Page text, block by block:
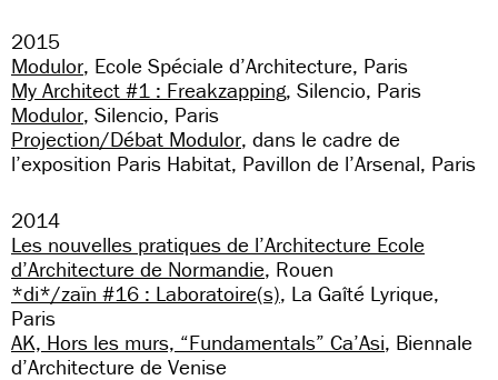
2015
Modulor, Ecole Spéciale d’Architecture, Paris
My Architect #1 : Freakzapping, Silencio, Paris
Modulor, Silencio, Paris
Projection/Débat Modulor, dans le cadre de
l’exposition Paris Habitat, Pavillon de l’Arsenal, Paris
2014
Les nouvelles pratiques de l’Architecture Ecole
d’Architecture de Normandie, Rouen
*di*/zaïn #16 : Laboratoire(s), La Gaîté Lyrique,
Paris
AK, Hors les murs, “Fundamentals” Ca’Asi, Biennale
d’Architecture de Venise